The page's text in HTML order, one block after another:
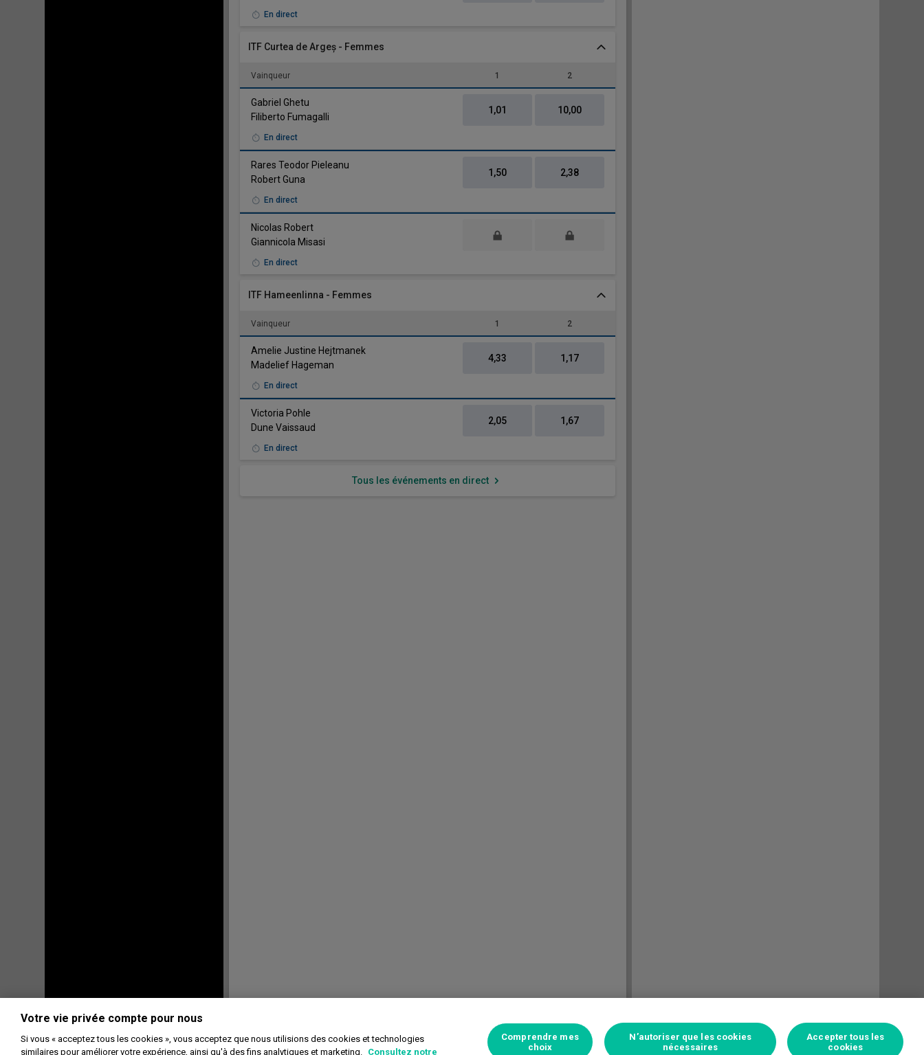
En direct
ITF Curtea de Argeș - Femmes
Vainqueur 1 2
Gabriel Ghetu
Filiberto Fumagalli
1,01 10,00
En direct
Rares Teodor Pieleanu
Robert Guna
1,50 2,38
En direct
Nicolas Robertvs
Giannicola Misasi
En direct
ITF Hameenlinna - Femmes
Vainqueur 1 2
Amelie Justine Hejtmanek
Madelief Hageman
4,33 1,17
En direct
Victoria Pohle
Dune Vaissaud
2,05 1,67
En direct
Tous les événements en direct
Votre vie privée compte pour nous
Si vous « acceptez tous les cookies », vous acceptez que nous utilisions des cookies et technologies
similaires pour améliorer votre expérience, ainsi qu'à des fins analytiques et marketing. Consultez notre
Comprendre mes
choix
N’autoriser que les cookies
nécessaires
Accepter tous les
cookies